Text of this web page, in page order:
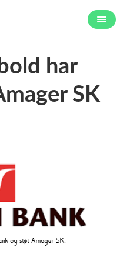
har
SK